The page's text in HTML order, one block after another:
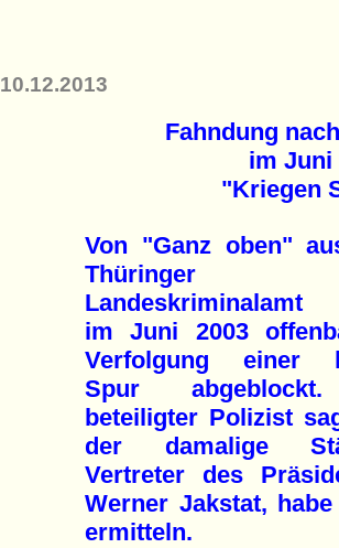
10.12.2013
Fahndung
im Juni
"Kriegen
Von "Ganz oben"
Thüringer
Landeskriminalamt
im Juni 2003
Verfolgung einer
Spur
beteiligter Polizist
der damalige
Vertreter des
Werner Jakstat,
ermitteln.